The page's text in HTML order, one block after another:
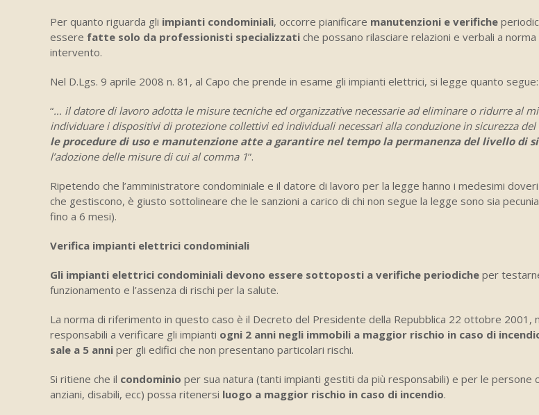
Per quanto riguarda gli impianti condominiali, occorre pianificare manutenzioni e verifiche
essere fatte solo da professionisti specializzati che possano rilasciare relazioni e verbali a
intervento.
Nel D.Lgs. 9 aprile 2008 n. 81, al Capo che prende in esame gli impianti elettrici, si legge quanto segue:
“… il datore di lavoro adotta le misure tecniche ed organizzative necessarie ad eliminare o ridurre al
individuare i dispositivi di protezione collettivi ed individuali necessari alla conduzione in sicurezza del
le procedure di uso e manutenzione atte a garantire nel tempo la permanenza del livello di
l’adozione delle misure di cui al comma 1”.
Ripetendo che l’amministratore condominiale e il datore di lavoro per la legge hanno i medesimi
che gestiscono, è giusto sottolineare che le sanzioni a carico di chi non segue la legge sono sia
fino a 6 mesi).
Verifica impianti elettrici condominiali
Gli impianti elettrici condominiali devono essere sottoposti a verifiche periodiche per
funzionamento e l’assenza di rischi per la salute.
La norma di riferimento in questo caso è il Decreto del Presidente della Repubblica 22 ottobre 2001,
responsabili a verificare gli impianti ogni 2 anni negli immobili a maggior rischio in caso di
sale a 5 anni per gli edifici che non presentano particolari rischi.
Si ritiene che il condominio per sua natura (tanti impianti gestiti da più responsabili) e per le persone
anziani, disabili, ecc) possa ritenersi luogo a maggior rischio in caso di incendio.